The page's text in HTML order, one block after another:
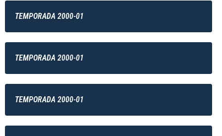
TEMPORADA 2000-01
TEMPORADA 2000-01
TEMPORADA 2000-01